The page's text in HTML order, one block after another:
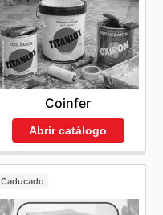
Coinfer
Abrir catálogo
Caducado